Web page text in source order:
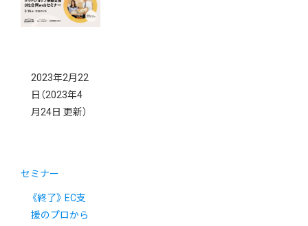
2023年2月22
日 （2023年4
月24日 更新）
セミナー
《終了》 EC支
援のプロから